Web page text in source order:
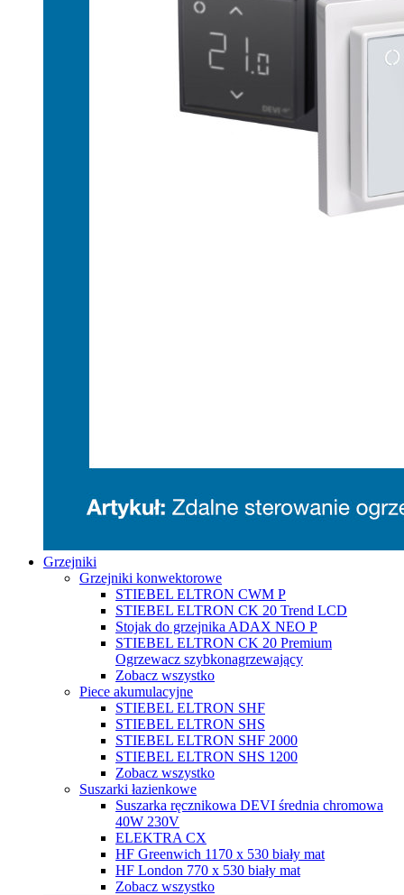
Grzejniki
Grzejniki konwektorowe
STIEBEL ELTRON CWM P
STIEBEL ELTRON CK 20 Trend LCD
Stojak do grzejnika ADAX NEO P
STIEBEL ELTRON CK 20 Premium
Ogrzewacz szybkonagrzewający
Zobacz wszystko
Piece akumulacyjne
STIEBEL ELTRON SHF
STIEBEL ELTRON SHS
STIEBEL ELTRON SHF 2000
STIEBEL ELTRON SHS 1200
Zobacz wszystko
Suszarki łazienkowe
Suszarka ręcznikowa DEVI średnia chromowa
40W 230V
ELEKTRA CX
HF Greenwich 1170 х 530 biały mat
HF London 770 х 530 biały mat
Zobacz wszystko